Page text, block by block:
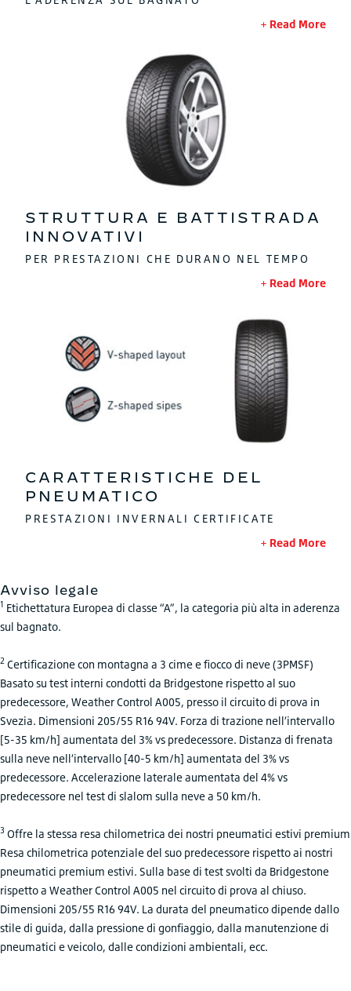
Read More
STRUTTURA E BATTISTRADA
INNOVATIVI
PER PRESTAZIONI CHE DURANO NEL TEMPO
Read More
CARATTERISTICHE DEL
PNEUMATICO
PRESTAZIONI INVERNALI CERTIFICATE
Read More
Avviso legale
1 Etichettatura Europea di classe “A”, la categoria più alta in aderenza
sul bagnato.
2 Certificazione con montagna a 3 cime e fiocco di neve (3PMSF)
Basato su test interni condotti da Bridgestone rispetto al suo
predecessore, Weather Control A005, presso il circuito di prova in
Svezia. Dimensioni 205/55 R16 94V. Forza di trazione nell’intervallo
[5-35 km/h] aumentata del 3% vs predecessore. Distanza di frenata
sulla neve nell’intervallo [40-5 km/h] aumentata del 3% vs
predecessore. Accelerazione laterale aumentata del 4% vs
predecessore nel test di slalom sulla neve a 50 km/h.
3 Offre la stessa resa chilometrica dei nostri pneumatici estivi premium
Resa chilometrica potenziale del suo predecessore rispetto ai nostri
pneumatici premium estivi. Sulla base di test svolti da Bridgestone
rispetto a Weather Control A005 nel circuito di prova al chiuso.
Dimensioni 205/55 R16 94V. La durata del pneumatico dipende dallo
stile di guida, dalla pressione di gonfiaggio, dalla manutenzione di
pneumatici e veicolo, dalle condizioni ambientali, ecc.